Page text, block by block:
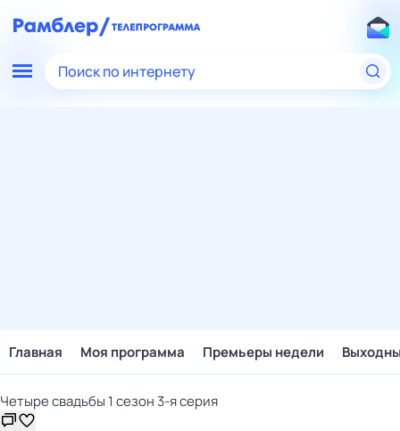
Поиск по интернету
Главная Моя программа Премьеры недели
Четыре свадьбы 1 сезон 3-я серия